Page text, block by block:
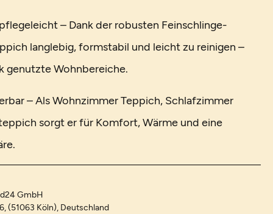
– Dank der robusten Feinschlinge-
langlebig, formstabil und leicht zu reinigen –
genutzte Wohnbereiche.
– Als Wohnzimmer Teppich, Schlafzimmer
sorgt er für Komfort, Wärme und eine
GmbH
(51063 Köln), Deutschland